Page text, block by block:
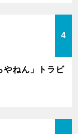
4
やねん」トラビ